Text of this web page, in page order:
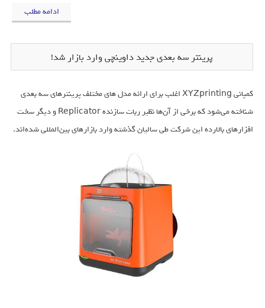
ادامه مطلب
پرینتر سه بعدی جدید داوینچی وارد بازار شد!
کمپانی XYZprinting اغلب برای ارائه مدل های مختلف پرینترهای سه بعدی
شناخته می‌شود که برخی از آن‌ها نظیر ربات سازنده Replicator و دیگر سخت
افزارهای بالارده این شرکت طی سالیان گذشته وارد بازارهای بین‌المللی شده‌اند.